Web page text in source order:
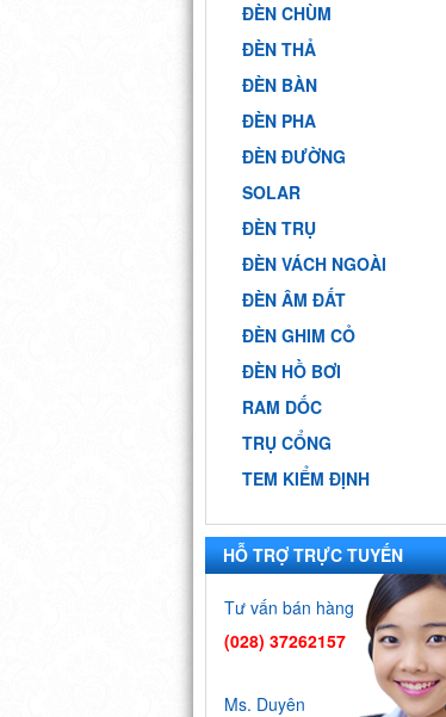
ĐÈN CHÙM
ĐÈN THẢ
ĐÈN BÀN
ĐÈN PHA
ĐÈN ĐƯỜNG
SOLAR
ĐÈN TRỤ
ĐÈN VÁCH NGOÀI
ĐÈN ÂM ĐẤT
ĐÈN GHIM CỎ
ĐÈN HỒ BƠI
RAM DỐC
TRỤ CỔNG
TEM KIỂM ĐỊNH
HỖ TRỢ TRỰC TUYẾN
Tư vấn bán hàng
(028) 37262157
Ms. Duyên
9 DỰ ÁN ĐẠI
HỌC QUỐC
BIỂN QUÊ
HƯƠNG